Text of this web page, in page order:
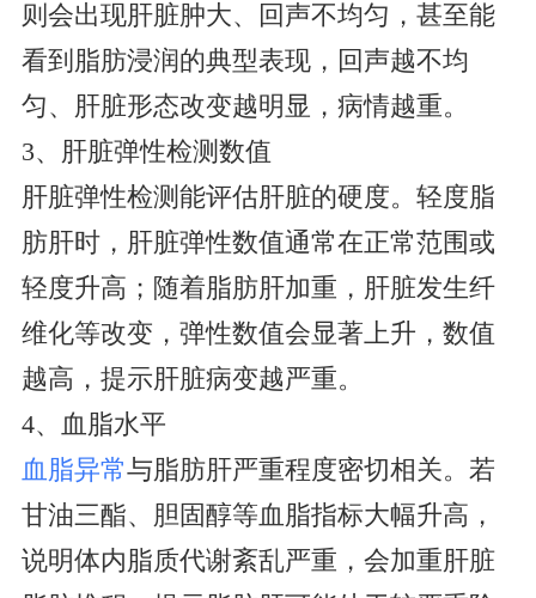
则会出现肝脏肿大、回声不均匀，甚至能
看到脂肪浸润的典型表现，回声越不均
匀、肝脏形态改变越明显，病情越重。
3、肝脏弹性检测数值
肝脏弹性检测能评估肝脏的硬度。轻度脂
肪肝时，肝脏弹性数值通常在正常范围或
轻度升高；随着脂肪肝加重，肝脏发生纤
维化等改变，弹性数值会显著上升，数值
越高，提示肝脏病变越严重。
4、血脂水平
血脂异常与脂肪肝严重程度密切相关。若
甘油三酯、胆固醇等血脂指标大幅升高，
说明体内脂质代谢紊乱严重，会加重肝脏